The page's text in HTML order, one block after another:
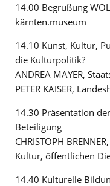
14.00 Begrüßung
kärnten.museum
14.10 Kunst, Kultur,
die Kulturpolitik?
ANDREA MAYER,
PETER KAISER,
14.30 Präsentation
Beteiligung
CHRISTOPH
Kultur, öffentlichen
14.40 Kulturelle